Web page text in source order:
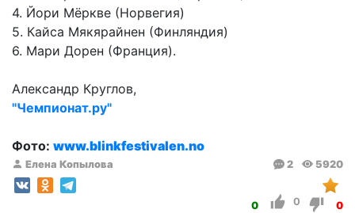
4. Йори Мёркве (Норвегия)
5. Кайса Мякярайнен (Финляндия)
6. Мари Дорен (Франция).
Александр Круглов,
"Чемпионат.ру"
Фото: www.blinkfestivalen.no
Елена Копылова 2 5920
0 0 0